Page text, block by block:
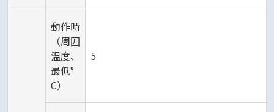
動作時
（周囲
温度、
最低°
C）
5